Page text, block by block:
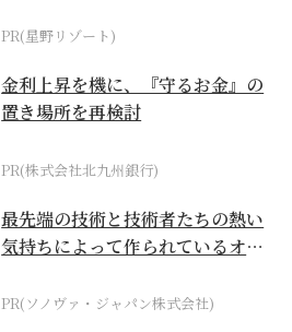
PR(星野リゾート)
金利上昇を機に、『守るお金』の
置き場所を再検討
PR(株式会社北九州銀行)
最先端の技術と技術者たちの熱い
気持ちによって作られているオー
PR(ソノヴァ・ジャパン株式会社)